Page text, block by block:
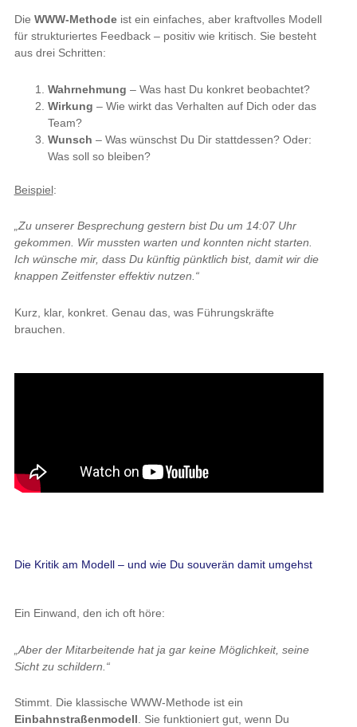
Die WWW-Methodeist ein einfaches, aber kraftvolles Modell
für strukturiertes Feedback – positiv wie kritisch. Sie besteht
aus drei Schritten:
Wahrnehmung – Was hast Du konkret beobachtet?
Wirkung – Wie wirkt das Verhalten auf Dich oder das
Team?
Wunsch – Was wünschst Du Dir stattdessen? Oder:
Was soll so bleiben?
Beispiel:
„Zu unserer Besprechung gestern bist Du um 14:07 Uhr
gekommen. Wir mussten warten und konnten nicht starten.
Ich wünsche mir, dass Du künftig pünktlich bist, damit wir die
knappen Zeitfenster effektiv nutzen.“
Kurz, klar, konkret. Genau das, was Führungskräfte
brauchen.
Die Kritik am Modell – und wie Du souverän damit umgehst
Ein Einwand, den ich oft höre:
„Aber der Mitarbeitende hat ja gar keine Möglichkeit, seine
Sicht zu schildern.“
Stimmt. Die klassische WWW-Methode ist ein
Einbahnstraßenmodell. Sie funktioniert gut, wenn Du